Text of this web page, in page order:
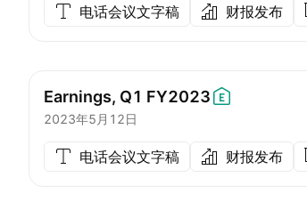
电话会议文字稿 财报发布
Earnings, Q1 FY2023
2023年5月12日
电话会议文字稿 财报发布